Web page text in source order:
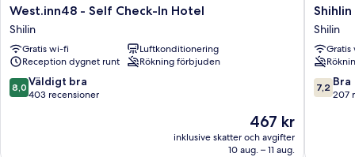
West.inn48
-
Self
Check-
In
Hotel
Shilin
West.inn48 - Self Check-In Hotel
Shilin
Gratis wi-fi
Luftkonditionering
Reception dygnet runt
Rökning förbjuden
8.0
av
8,0 Väldigt bra
403 recensioner
Priset
är
467 kr
467 kr
inklusive skatter och avgifter
10 aug. – 11 aug.
Shihlin
Metro
Home
Shilin
Shilin
7.2
av
7,2 Bra
207